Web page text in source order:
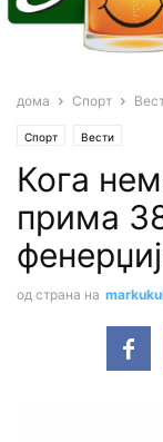
дома Спорт
Спорт Вести
Кога
прима
од страна на